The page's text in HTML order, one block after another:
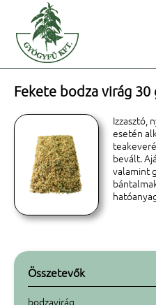
Fekete bodza virág 30
Izzasztó,
esetén
bevált.
valamint
Összetevők
bodzavirág